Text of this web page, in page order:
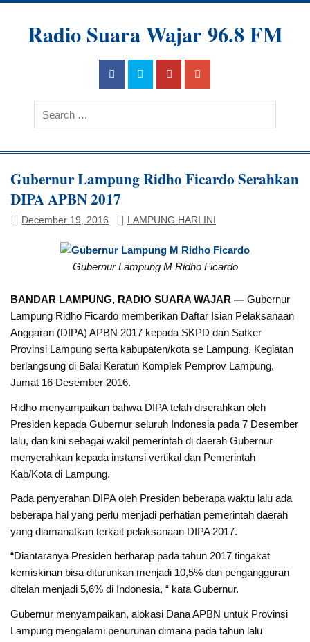
Radio Suara Wajar 96.8 FM
Gubernur Lampung Ridho Ficardo Serahkan
DIPA APBN 2017
December 19, 2016 LAMPUNG HARI INI
Gubernur Lampung M Ridho Ficardo
BANDAR LAMPUNG, RADIO SUARA WAJAR —Gubernur
Lampung Ridho Ficardo memberikan Daftar Isian Pelaksanaan
Anggaran (DIPA) APBN 2017 kepada SKPD dan Satker
Provinsi Lampung serta kabupaten/kota se Lampung. Kegiatan
berlangsung di Balai Keratun Komplek Pemprov Lampung,
Jumat 16 Desember 2016.
Ridho menyampaikan bahwa DIPA telah diserahkan oleh
Presiden kepada Gubernur seluruh Indonesia pada 7 Desember
lalu, dan kini sebagai wakil pemerintah di daerah Gubernur
menyerahkan kepada instansi vertikal dan Pemerintah
Kab/Kota di Lampung.
Pada penyerahan DIPA oleh Presiden beberapa waktu lalu ada
beberapa hal yang perlu menjadi perhatian pemerintah daerah
yang diamanatkan terkait pelaksanaan DIPA 2017.
“Diantaranya Presiden berharap pada tahun 2017 tingakat
kemiskinan bisa diturunkan menjadi 10,5% dan pengangguran
ditelan menjadi 5,6% di Indonesia, “ kata Gubernur.
Gubernur menyampaikan, alokasi Dana APBN untuk Provinsi
Lampung mengalami penurunan dimana pada tahun lalu